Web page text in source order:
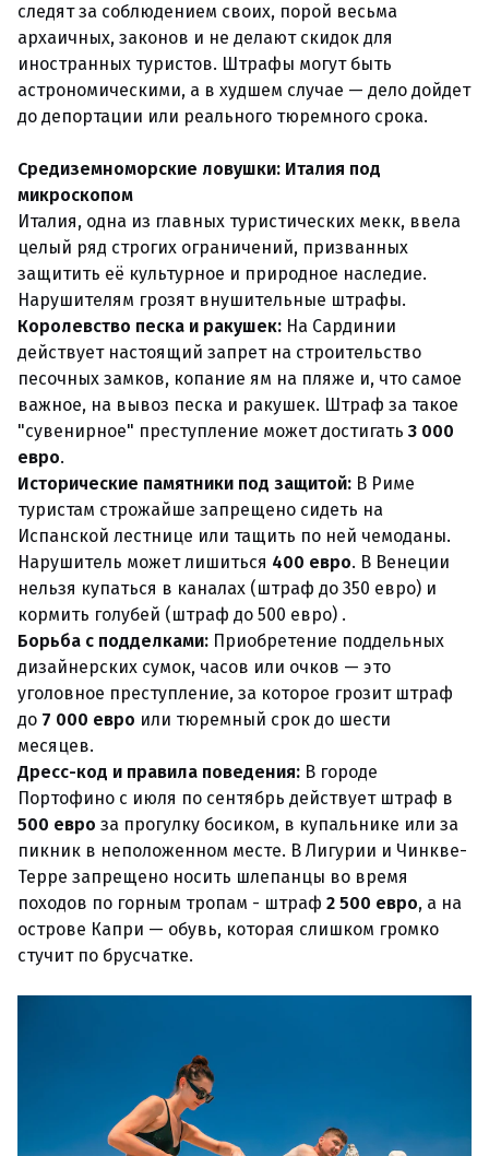
следят за соблюдением своих, порой весьма
архаичных, законов и не делают скидок для
иностранных туристов. Штрафы могут быть
астрономическими, а в худшем случае — дело дойдет
до депортации или реального тюремного срока.
Средиземноморские ловушки: Италия под
микроскопом
Италия, одна из главных туристических мекк, ввела
целый ряд строгих ограничений, призванных
защитить её культурное и природное наследие.
Нарушителям грозят внушительные штрафы.
Королевство песка и ракушек: На Сардинии
действует настоящий запрет на строительство
песочных замков, копание ям на пляже и, что самое
важное, на вывоз песка и ракушек. Штраф за такое
"сувенирное" преступление может достигать 3 000
евро.
Исторические памятники под защитой: В Риме
туристам строжайше запрещено сидеть на
Испанской лестнице или тащить по ней чемоданы.
Нарушитель может лишиться 400 евро. В Венеции
нельзя купаться в каналах (штраф до 350 евро) и
кормить голубей (штраф до 500 евро) .
Борьба с подделками: Приобретение поддельных
дизайнерских сумок, часов или очков — это
уголовное преступление, за которое грозит штраф
до 7 000 евро или тюремный срок до шести
месяцев.
Дресс-код и правила поведения: В городе
Портофино с июля по сентябрь действует штраф в
500 евро за прогулку босиком, в купальнике или за
пикник в неположенном месте. В Лигурии и Чинкве-
Терре запрещено носить шлепанцы во время
походов по горным тропам - штраф 2 500 евро, а на
острове Капри — обувь, которая слишком громко
стучит по брусчатке.